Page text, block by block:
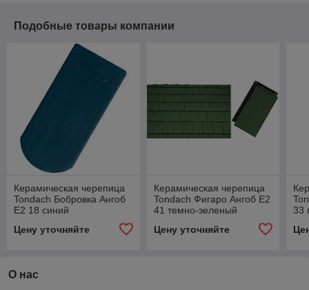
Подобные товары компании
Керамическая черепица
Tondach Бобровка Ангоб
E2 18 синий
Цену уточняйте
Керамическая черепица
Tondach Фигаро Ангоб E2
41 темно-зеленый
Цену уточняйте
33
О нас